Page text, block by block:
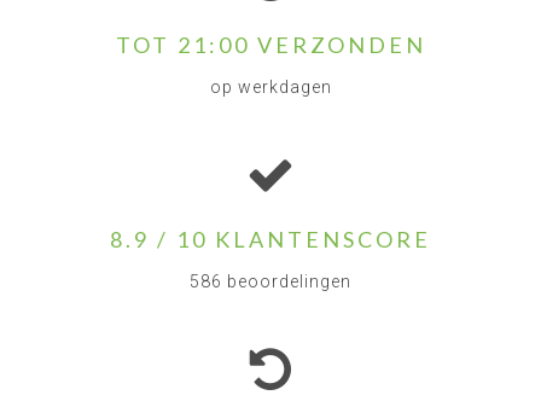
TOT 21:00 VERZONDEN
op werkdagen
8.9 / 10 KLANTENSCORE
586 beoordelingen